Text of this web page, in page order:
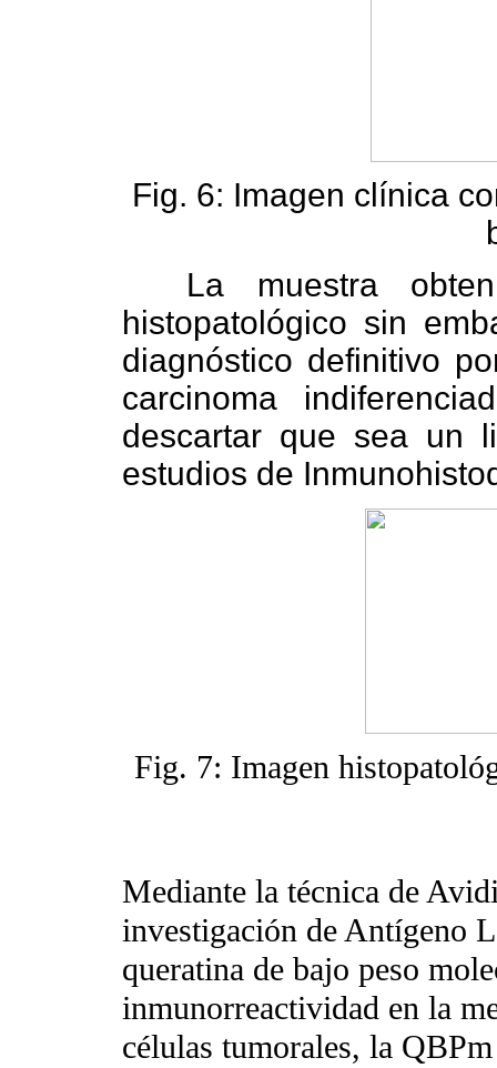
Fig. 6: Imagen clínica
La muestra
histopatológico sin
diagnóstico definitivo
carcinoma
descartar que sea un
estudios de
Fig. 7: Imagen
Mediante la técnica de
investigación de Antígeno
queratina de bajo peso
inmunorreactividad en la
células tumorales, la